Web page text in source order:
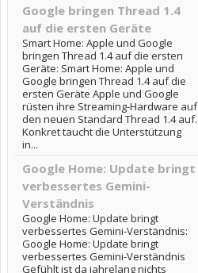
Google bringen Thread 1.4
auf die ersten Geräte
Smart Home: Apple und Google
bringen Thread 1.4 auf die ersten
Geräte: Smart Home: Apple und
Google bringen Thread 1.4 auf die
ersten Geräte Apple und Google
rüsten ihre Streaming-Hardware auf
den neuen Standard Thread 1.4 auf.
Konkret taucht die Unterstützung
in...
Google Home: Update bringt
verbessertes Gemini-
Verständnis
Google Home: Update bringt
verbessertes Gemini-Verständnis:
Google Home: Update bringt
verbessertes Gemini-Verständnis
Gefühlt ist da jahrelang nichts